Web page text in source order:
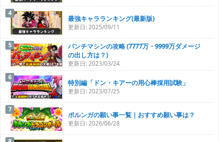
最強キャラランキング(最新版)
更新日: 2025/09/11
パンチマシンの攻略 (7777万・9999万ダメージ
の出し方は？)
更新日: 2023/03/24
特別編「ドン・キアーの用心棒採用試験」
更新日: 2023/07/25
ポルンガの願い事一覧｜おすすめ願い事は？
更新日: 2026/06/28